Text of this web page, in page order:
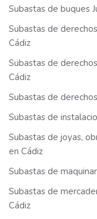
Subastas de buques
Subastas de
Cádiz
Subastas de
Cádiz
Subastas de
Subastas de
Subastas de joyas,
en Cádiz
Subastas de
Subastas de
Cádiz